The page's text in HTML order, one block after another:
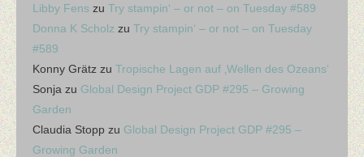
Libby Fens zu Try stampin‘ – or not – on Tuesday #589
Donna K Scholz zu Try stampin‘ – or not – on Tuesday
#589
Konny Grätz zu Tropische Lagen auf ‚Wellen des Ozeans‘
Sonja zu Global Design Project GDP #295 – Growing
Garden
Claudia Stopp zu Global Design Project GDP #295 –
Growing Garden